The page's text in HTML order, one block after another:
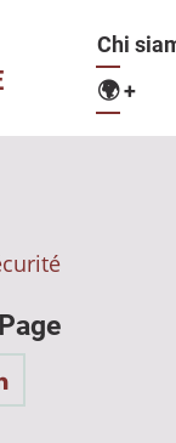
Chi
🌍+